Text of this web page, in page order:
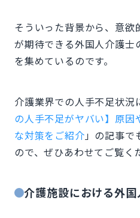
そういった背景から、意
が期待できる外国人介護士
を集めているのです。
介護業界での人手不足状況
の人手不足がヤバい】原因
な対策をご紹介」の記事で
ので、ぜひあわせてご覧く
介護施設における外